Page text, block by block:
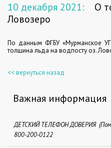
10 декабря 2021:
О
Ловозеро
По данным ФГБУ «Мурманское
толщина льда на водпосту оз.
<< вернуться назад
Важная информация
ДЕТСКИЙ ТЕЛЕФОН ДОВЕРИЯ
800-200-0122